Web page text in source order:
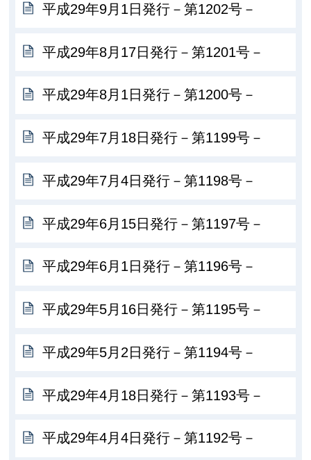
平成29年9月1日発行－第1202号－
平成29年8月17日発行－第1201号－
平成29年8月1日発行－第1200号－
平成29年7月18日発行－第1199号－
平成29年7月4日発行－第1198号－
平成29年6月15日発行－第1197号－
平成29年6月1日発行－第1196号－
平成29年5月16日発行－第1195号－
平成29年5月2日発行－第1194号－
平成29年4月18日発行－第1193号－
平成29年4月4日発行－第1192号－